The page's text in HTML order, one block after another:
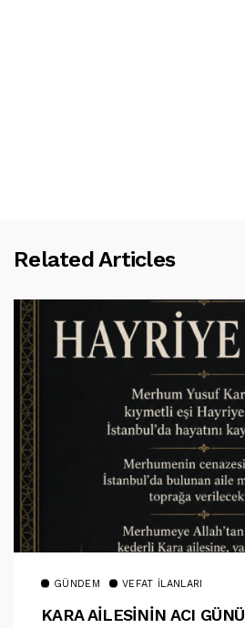
Related Articles
GÜNDEM VEFAT İLANLARI
KARA AİLESİNİN ACI GÜNÜ